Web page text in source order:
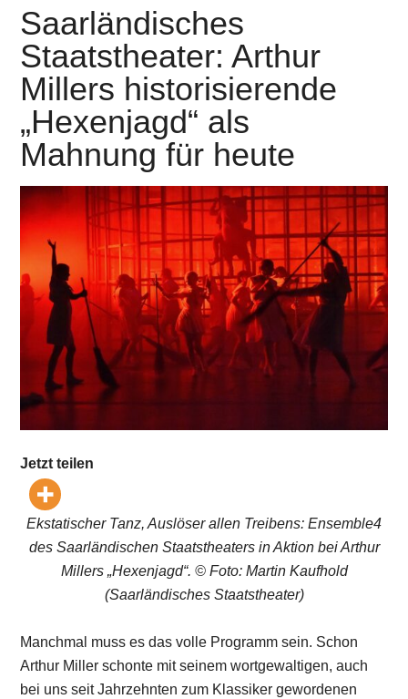
Saarländisches
Staatstheater: Arthur
Millers historisierende
„Hexenjagd“ als
Mahnung für heute
Jetzt teilen
Ekstatischer Tanz, Auslöser allen Treibens: Ensemble4
des Saarländischen Staatstheaters in Aktion bei Arthur
Millers „Hexenjagd“. © Foto: Martin Kaufhold
(Saarländisches Staatstheater)
Manchmal muss es das volle Programm sein. Schon
Arthur Miller schonte mit seinem wortgewaltigen, auch
bei uns seit Jahrzehnten zum Klassiker gewordenen